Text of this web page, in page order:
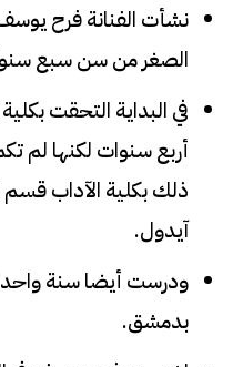
نشأت الفنانة فرح
الصغر من سن سبع
في البداية التحقت
أربع سنوات لكنها لم
ذلك بكلية الآداب قسم
آيدول.
ودرست أيضا سنة
بدمشق.